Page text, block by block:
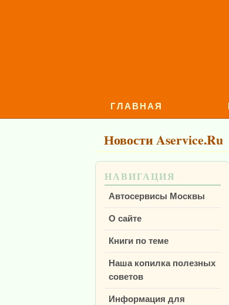
ГЛАВНАЯ
Новости Aservice.Ru
НАВИГАЦИЯ
Автосервисы Москвы
О сайте
Книги по теме
Наша копилка полезных
советов
Информация для